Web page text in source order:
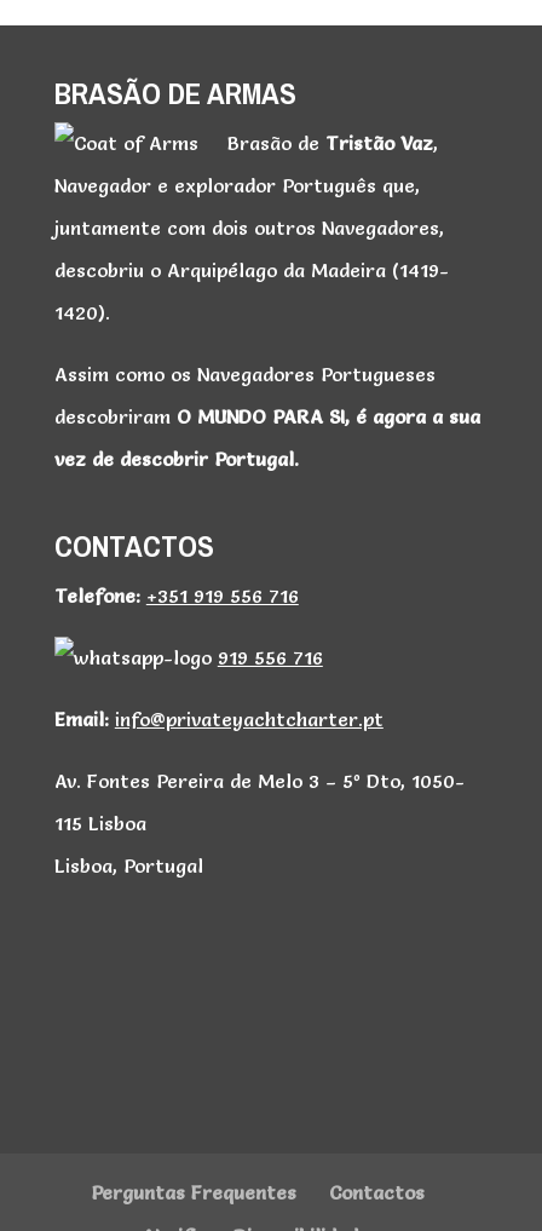
BRASÃO DE ARMAS
Brasão de Tristão Vaz,
Navegador e explorador Português que,
juntamente com dois outros Navegadores,
descobriu o Arquipélago da Madeira (1419-
1420).
Assim como os Navegadores Portugueses
descobriram O MUNDO PARA SI, é agora a sua
vez de descobrir Portugal.
CONTACTOS
Telefone: +351 919 556 716
919 556 716
Email: info@privateyachtcharter.pt
Av. Fontes Pereira de Melo 3 – 5º Dto, 1050-
115 Lisboa
Lisboa, Portugal
Perguntas Frequentes
Contactos